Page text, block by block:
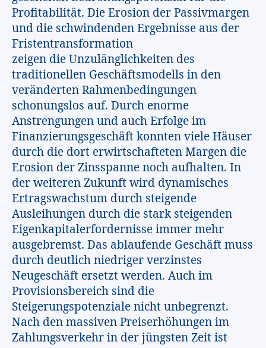
Profitabilität. Die Erosion der Passivmargen
und die schwindenden Ergebnisse aus der
Fristentransformation
zeigen die Unzulänglichkeiten des
traditionellen Geschäftsmodells in den
veränderten Rahmenbedingungen
schonungslos auf. Durch enorme
Anstrengungen und auch Erfolge im
Finanzierungsgeschäft konnten viele Häuser
durch die dort erwirtschafteten Margen die
Erosion der Zinsspanne noch aufhalten. In
der weiteren Zukunft wird dynamisches
Ertragswachstum durch steigende
Ausleihungen durch die stark steigenden
Eigenkapitalerfordernisse immer mehr
ausgebremst. Das ablaufende Geschäft muss
durch deutlich niedriger verzinstes
Neugeschäft ersetzt werden. Auch im
Provisionsbereich sind die
Steigerungspotenziale nicht unbegrenzt.
Nach den massiven Preiserhöhungen im
Zahlungsverkehr in der jüngsten Zeit ist